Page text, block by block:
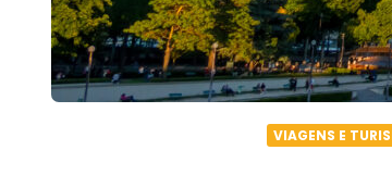
VIAGENS E